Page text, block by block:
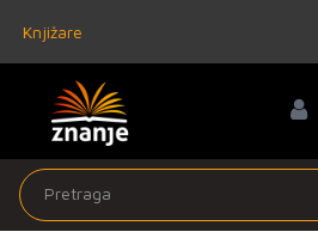
Knjižare